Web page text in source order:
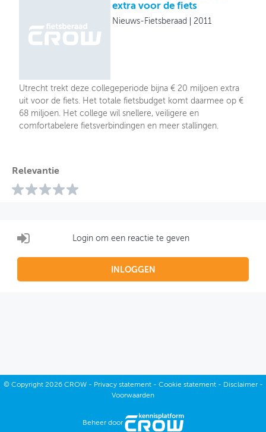
extra voor de fiets
Nieuws-Fietsberaad 2011
Utrecht trekt deze collegeperiode bijna € 20 miljoen extra
uit voor de fiets. Het totale fietsbudget komt daarmee op €
68 miljoen. Het college wil snellere, veiligere en
comfortabelere fietsverbindingen en meer stallingen.
Relevantie
Login om een reactie te geven
INLOGGEN
© Copyright2026 CROW - Privacy statement- Cookie statement- Disclaimer-
Voorwaarden
Beheer door